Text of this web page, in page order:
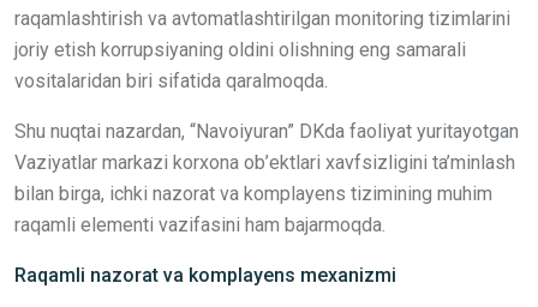
raqamlashtirish va avtomatlashtirilgan monitoring tizimlarini
joriy etish korrupsiyaning oldini olishning eng samarali
vositalaridan biri sifatida qaralmoqda.
Shu nuqtai nazardan, “Navoiyuran” DKda faoliyat yuritayotgan
Vaziyatlar markazi korxona ob’ektlari xavfsizligini ta’minlash
bilan birga, ichki nazorat va komplayens tizimining muhim
raqamli elementi vazifasini ham bajarmoqda.
Raqamli nazorat va komplayens mexanizmi